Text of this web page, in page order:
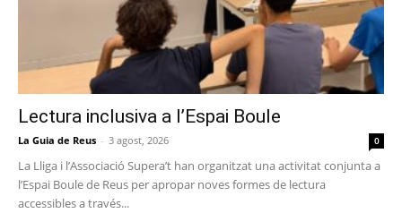
Lectura inclusiva a l’Espai Boule
La Guia de Reus - 3 agost, 2026 0
La Lliga i l’Associació Supera’t han organitzat una activitat conjunta a
l’Espai Boule de Reus per apropar noves formes de lectura
accessibles a través...